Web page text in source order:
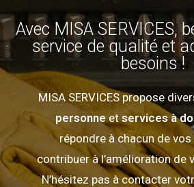
Avec MISA SERVICES,
service de qualité et
besoins !
MISA SERVICES propose
personneetservices à
répondre à chacun de
contribuer à l’amélioration de
N’hésitez pas à contacter